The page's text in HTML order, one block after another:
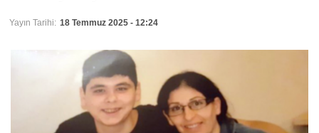
Yayın Tarihi: 18 Temmuz 2025 - 12:24